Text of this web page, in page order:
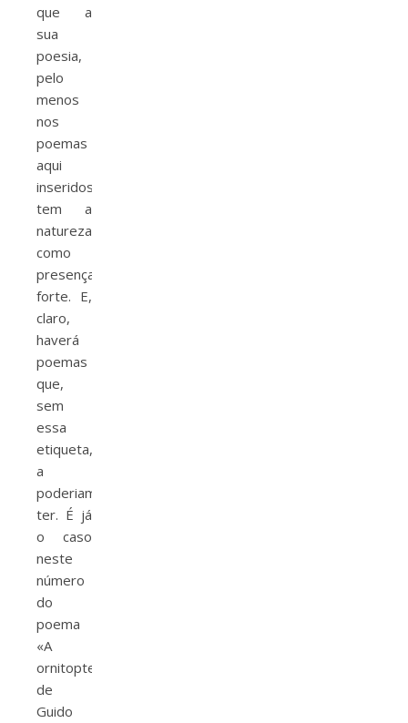
que a
sua
poesia,
pelo
menos
nos
poemas
aqui
inseridos,
tem a
natureza
como
presença
forte. E,
claro,
haverá
poemas
que,
sem
essa
etiqueta,
a
poderiam
ter. É já
o caso
neste
número
do
poema
«A
ornitoptera»,
de
Guido